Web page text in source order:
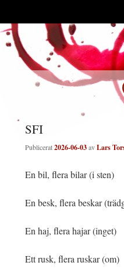
SFI
Publicerat2026-06-03avLars
En bil, flera bilar (i sten)
En besk, flera beskar
En haj, flera hajar (inget)
Ett rusk, flera ruskar (om)